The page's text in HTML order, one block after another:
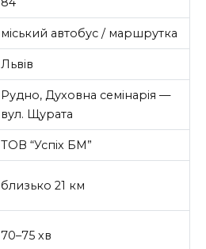
міський автобус / маршрутка
Львів
Рудно, Духовна семінарія —
вул. Щурата
ТОВ “Успіх БМ”
близько 21 км
70–75 хв